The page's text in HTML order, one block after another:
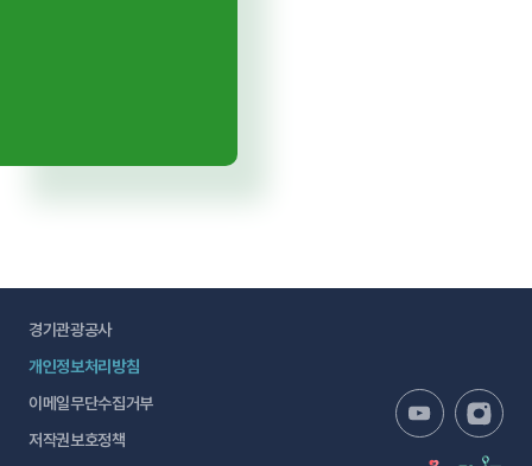
경기관광공사
개인정보처리방침
이메일무단수집거부
저작권보호정책